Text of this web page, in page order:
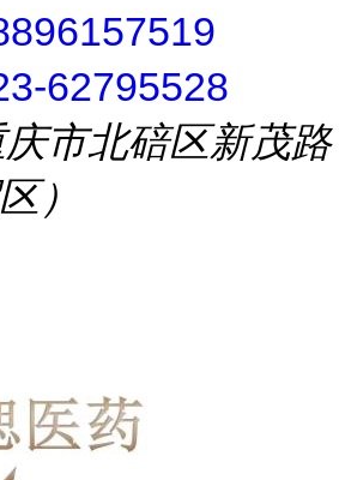
62795528
市北碚区新茂路
）